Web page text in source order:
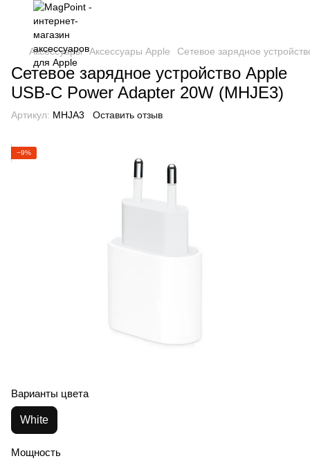
Аксессуары Аксессуары Apple Сетевое зарядное
Сетевое зарядное устройство Apple
USB-C Power Adapter 20W (MHJE3)
Артикул: MHJA3 Оставить отзыв
−9%
Варианты цвета
White
Мощность